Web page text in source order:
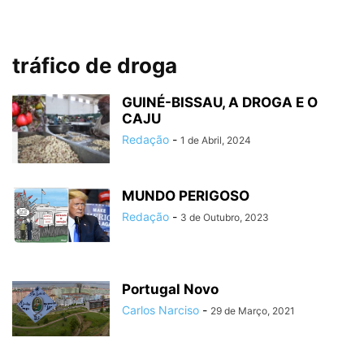
tráfico de droga
GUINÉ-BISSAU, A DROGA E O
CAJU
Redação - 1 de Abril, 2024
MUNDO PERIGOSO
Redação - 3 de Outubro, 2023
Portugal Novo
Carlos Narciso - 29 de Março, 2021